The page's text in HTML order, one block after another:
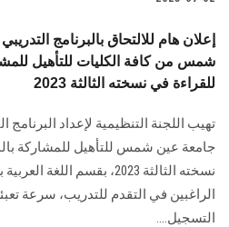
إعلان هام للالتحاق بالبرنامج
شمس من كافة الكليات للتأهيل
للقراءة في نسخته الثالثة 2023
تهيب اللجنة التنظيمية لإعداد
جامعة عين شمس للتأهيل للمشاركة
نسخته الثالثة 2023، بقسم
الراغبين في التقدم للتدريب، سرعة
التسجيل....